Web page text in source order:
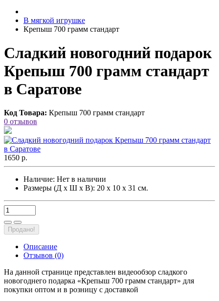
В мягкой игрушке
Крепыш 700 грамм стандарт
Сладкий новогодний подарок
Крепыш 700 грамм стандарт
в Саратове
Код Товара: Крепыш 700 грамм стандарт
0 отзывов
1650 р.
Наличие: Нет в наличии
Размеры (Д х Ш х В): 20 х 10 х 31 см.
Продано!
Описание
Отзывов (0)
На данной странице представлен видеообзор сладкого
новогоднего подарка «Крепыш 700 грамм стандарт» для
покупки оптом и в розницу с доставкой